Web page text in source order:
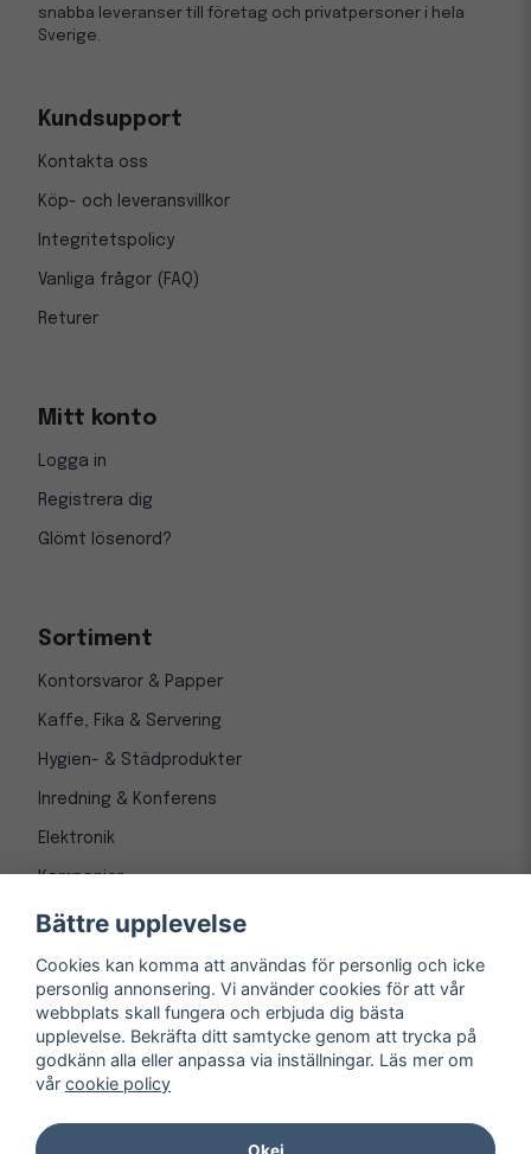
snabba leveranser till företag och privatpersoner i hela
Sverige.
Kundsupport
Kontakta oss
Köp- och leveransvillkor
Integritetspolicy
Vanliga frågor (FAQ)
Returer
Mitt konto
Logga in
Registrera dig
Glömt lösenord?
Sortiment
Kontorsvaror & Papper
Kaffe, Fika & Servering
Hygien- & Städprodukter
Inredning & Konferens
Elektronik
Kampanjer
© Copyright 1997-2026
Bättre upplevelse
Cookies kan komma att användas för personlig och icke
personlig annonsering. Vi använder cookies för att vår
webbplats skall fungera och erbjuda dig bästa
upplevelse. Bekräfta ditt samtycke genom att trycka på
godkänn alla eller anpassa via inställningar. Läs mer om
vår cookie policy
Okej